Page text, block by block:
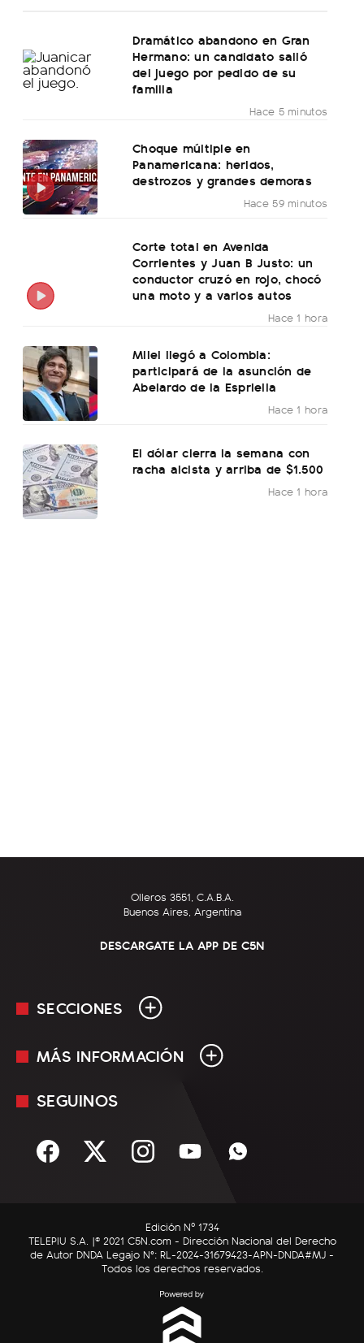
Dramático abandono en Gran
Hermano: un candidato salió
del juego por pedido de su
familia
Hace 5 minutos
Choque múltiple en
Panamericana: heridos,
destrozos y grandes demoras
Hace 59 minutos
Corte total en Avenida
Corrientes y Juan B Justo: un
conductor cruzó en rojo, chocó
una moto y a varios autos
Hace 1 hora
Milei llegó a Colombia:
participará de la asunción de
Abelardo de la Espriella
Hace 1 hora
El dólar cierra la semana con
racha alcista y arriba de $1.500
Hace 1 hora
Olleros 3551, C.A.B.A.
Buenos Aires, Argentina
DESCARGATE LA APP DE C5N
SECCIONES
En Vivo
Sociedad
C5N Autos
RatingCero
MÁS INFORMACIÓN
Mediakit
Términos y condiciones
SEGUINOS
Edición Nº 1734
TELEPIU S.A. |© 2021 C5N.com - Dirección Nacional del Derecho
de Autor DNDA Legajo N°: RL-2024-31679423-APN-DNDA#MJ -
Todos los derechos reservados.